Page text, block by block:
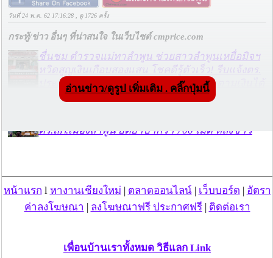
วันที่ 24 พ.ค. 62 17:16:28 , ดู 1726 ครั้ง
กระทู้/ข่าว อื่นๆ ที่น่าสนใจ ในเว็บไซต์ cmprice.com
ชื่นชม ตำรวจแม่ทาลำพูน ช่วยสาวลำพูนเหยื่อมิจฯ
หวิดสูญเงินเกือบสองแสน โชคดีรู้ตัวเร็ว! รีบแจ้งตร.
ประสาน สตช.สายด่วน 1441 อายัดบัญชี-ตามเงินได้
ตร.สภ.เมืองลำพูน ยึดยาบ้ากว่า 700 เม็ด หลังชาว
แม่สะเรียง ลุยตรวจ “สกุชชี่“ ของเล่นอันตราย พบไร้
มาตรฐานเสี่ยงอันตราย สั่งห้ามขาย-เตือนภัยผู้
“ลาว” ส่ง “24 คนไทย” กลับประเทศผ่านด่าน
อ่านข่าว/ดูรูป เพิ่มเติม . คลิ๊กปุ่มนี้
หน้าแรก l หางานเชียงใหม่ ตลาดออนไลน์| เว็บบอร์ด
อัตรา
ค่าลงโฆษณา
ลงโฆษณาฟรี ประกาศฟรี| ติดต่อเรา
เพื่อนบ้านเราทั้งหมด วิธีแลก Link